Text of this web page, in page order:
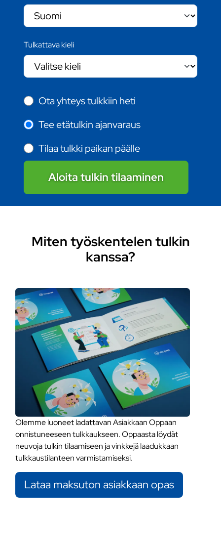
Tulkattava kieli
Ota yhteys tulkkiin heti
Tee etätulkin ajanvaraus
Tilaa tulkki paikan päälle
Aloita tulkin tilaaminen
Miten työskentelen tulkin
kanssa?
Olemme luoneet ladattavan Asiakkaan Oppaan
onnistuneeseen tulkkaukseen. Oppaasta löydät
neuvoja tulkin tilaamiseen ja vinkkejä laadukkaan
tulkkaustilanteen varmistamiseksi.
Lataa maksuton asiakkaan opas